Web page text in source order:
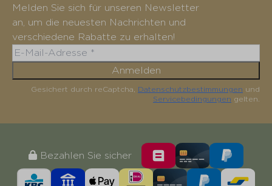
Melden Sie sich für unseren Newsletter
an, um die neuesten Nachrichten und
verschiedene Rabatte zu erhalten!
Anmelden
Gesichert durch reCaptcha, Datenschutzbestimmungen und
Servicebedingungen gelten.
Bezahlen Sie sicher